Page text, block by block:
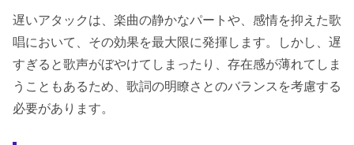
遅いアタックは、楽曲の静かなパートや、感情を抑えた歌
唱において、その効果を最大限に発揮します。しかし、遅
すぎると歌声がぼやけてしまったり、存在感が薄れてしま
うこともあるため、歌詞の明瞭さとのバランスを考慮する
必要があります。